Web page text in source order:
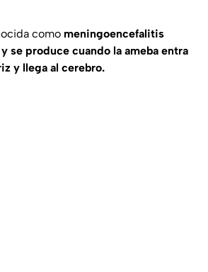
como meningoencefalitis
se produce cuando la ameba entra
y llega al cerebro.